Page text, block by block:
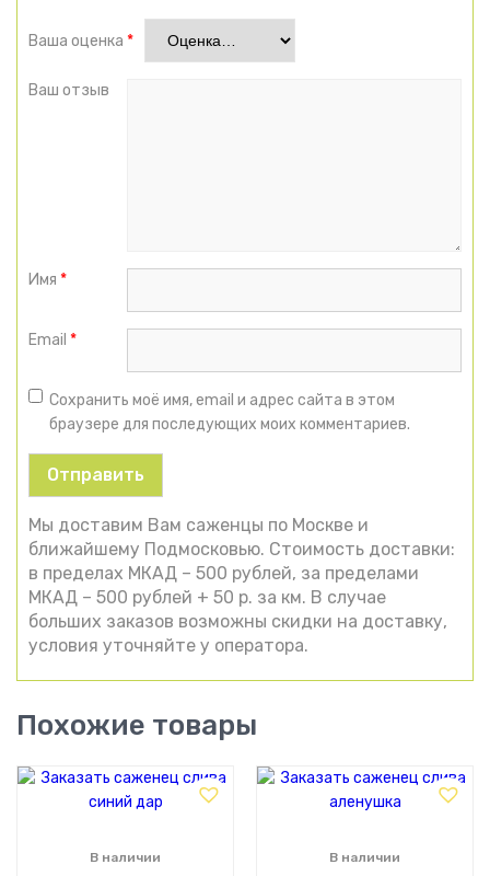
Ваша оценка *
Ваш отзыв
Имя *
Email *
Сохранить моё имя, email и адрес сайта в этом
браузере для последующих моих комментариев.
Мы доставим Вам саженцы по Москве и
ближайшему Подмосковью. Стоимость доставки:
в пределах МКАД – 500 рублей, за пределами
МКАД – 500 рублей + 50 р. за км. В случае
больших заказов возможны скидки на доставку,
условия уточняйте у оператора.
Похожие товары
В наличии В наличии